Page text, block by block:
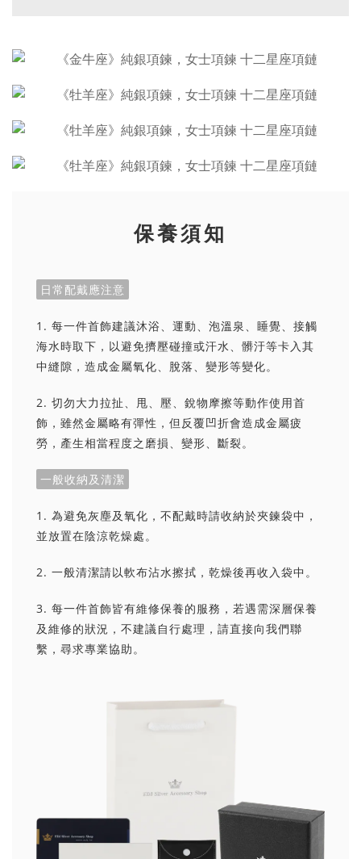
保養須知
日常配戴應注意
1. 每一件首飾建議沐浴、運動、泡溫泉、睡覺、接觸
海水時取下，以避免擠壓碰撞或汗水、髒汙等卡入其
中縫隙，造成金屬氧化、脫落、變形等變化。
2. 切勿大力拉扯、甩、壓、銳物摩擦等動作使用首
飾，雖然金屬略有彈性，但反覆凹折會造成金屬疲
勞，產生相當程度之磨損、變形、斷裂。
一般收納及清潔
1. 為避免灰塵及氧化，不配戴時請收納於夾鍊袋中，
並放置在陰涼乾燥處。
2. 一般清潔請以軟布沾水擦拭，乾燥後再收入袋中。
3. 每一件首飾皆有維修保養的服務，若遇需深層保養
及維修的狀況，不建議自行處理，請直接向我們聯
繫，尋求專業協助。